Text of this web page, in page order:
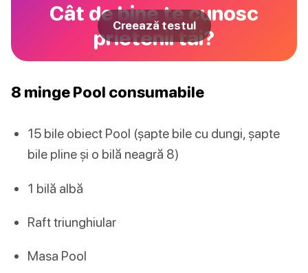
Cât de bine te cunosc
prietenii tăi?
Creează testul
8 minge Pool consumabile
15 bile obiect Pool (șapte bile cu dungi, șapte
bile pline și o bilă neagră 8)
1 bilă albă
Raft triunghiular
Masa Pool